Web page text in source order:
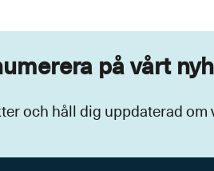
på vårt
och håll dig uppdaterad